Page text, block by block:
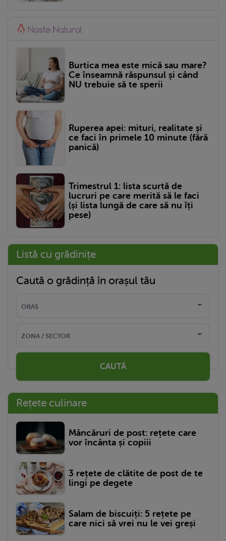
Burtica mea este mică sau mare?
Ce înseamnă răspunsul și când
NU trebuie să te sperii
Ruperea apei: mituri, realitate și
ce faci în primele 10 minute (fără
panică)
Trimestrul 1: lista scurtă de
lucruri pe care merită să le faci
(și lista lungă de care să nu îți
pese)
Listă cu grădinițe
Caută o grădință în orașul tău
CAUTĂ
Rețete culinare
Mâncăruri de post: rețete care
vor încânta și copiii
3 rețete de clătite de post de te
lingi pe degete
Salam de biscuiți: 5 rețete pe
care nici să vrei nu le vei greși